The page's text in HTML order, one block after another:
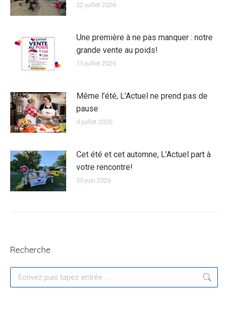
22 juillet 2026
Une première à ne pas manquer : notre
grande vente au poids!
15 juillet 2026
Même l’été, L’Actuel ne prend pas de
pause
9 juillet 2026
Cet été et cet automne, L’Actuel part à
votre rencontre!
30 juin 2026
Recherche
Recherche